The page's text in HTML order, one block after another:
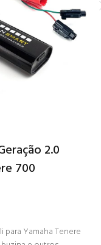
2.0
700
para Yamaha Tenere